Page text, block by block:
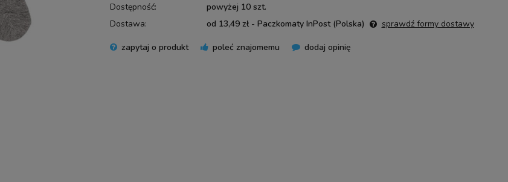
Dostępność:
powyżej 10 szt.
Dostawa:
od 13,49 zł - Paczkomaty InPost (Polska)
Cena nie zawiera ewentualnych kosztów
sprawdź formy dostawy
zapytaj o produkt poleć znajomemu dodaj opinię